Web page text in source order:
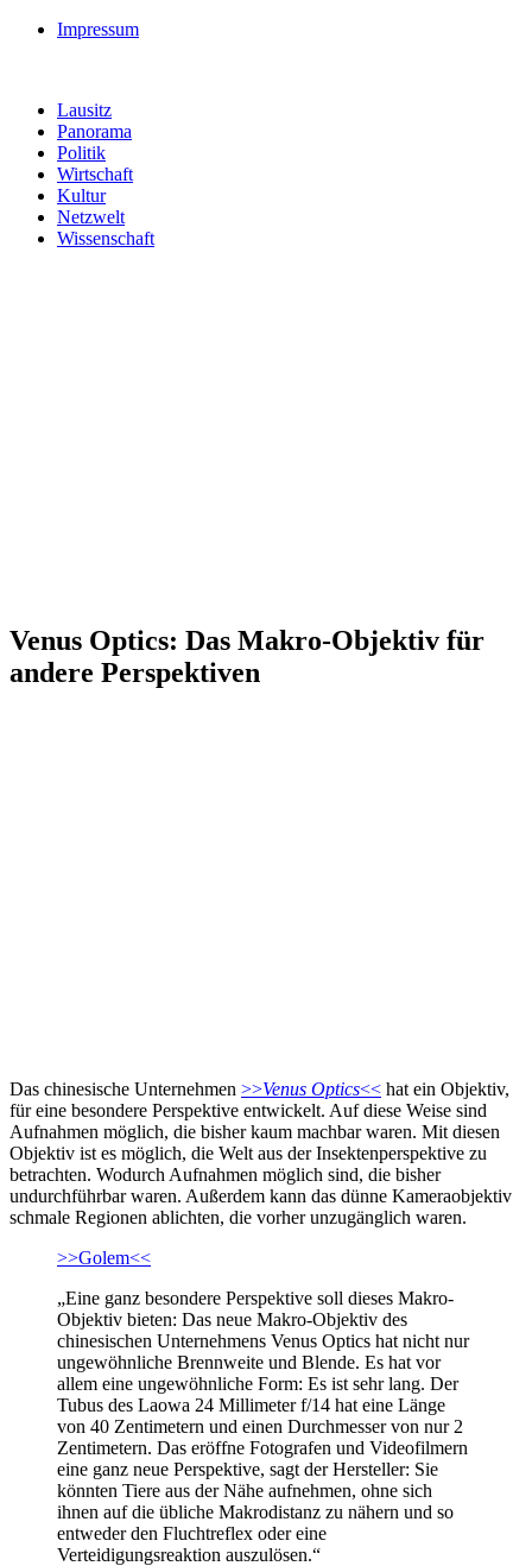
Impressum
Lausitz
Panorama
Politik
Wirtschaft
Kultur
Netzwelt
Wissenschaft
Venus Optics: Das Makro-Objektiv für
andere Perspektiven
Das chinesische Unternehmen >>Venus Optics<< hat ein Objektiv,
für eine besondere Perspektive entwickelt. Auf diese Weise sind
Aufnahmen möglich, die bisher kaum machbar waren. Mit diesen
Objektiv ist es möglich, die Welt aus der Insektenperspektive zu
betrachten. Wodurch Aufnahmen möglich sind, die bisher
undurchführbar waren. Außerdem kann das dünne Kameraobjektiv
schmale Regionen ablichten, die vorher unzugänglich waren.
>>Golem<<
„Eine ganz besondere Perspektive soll dieses Makro-
Objektiv bieten: Das neue Makro-Objektiv des
chinesischen Unternehmens Venus Optics hat nicht nur
ungewöhnliche Brennweite und Blende. Es hat vor
allem eine ungewöhnliche Form: Es ist sehr lang. Der
Tubus des Laowa 24 Millimeter f/14 hat eine Länge
von 40 Zentimetern und einen Durchmesser von nur 2
Zentimetern. Das eröffne Fotografen und Videofilmern
eine ganz neue Perspektive, sagt der Hersteller: Sie
könnten Tiere aus der Nähe aufnehmen, ohne sich
ihnen auf die übliche Makrodistanz zu nähern und so
entweder den Fluchtreflex oder eine
Verteidigungsreaktion auszulösen.“